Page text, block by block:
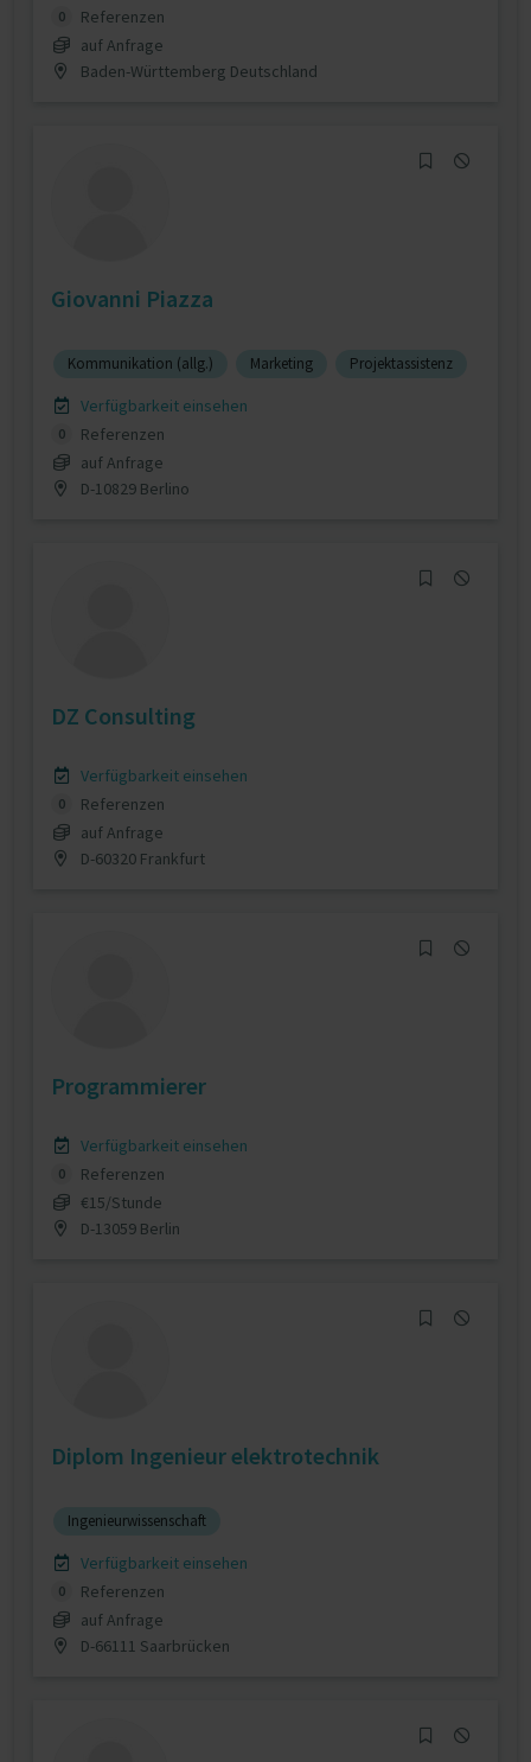
0
Referenzen
auf Anfrage
Baden-Württemberg Deutschland
Giovanni Piazza
Kommunikation (allg.) Marketing Projektassistenz
Verfügbarkeit einsehen
0
Referenzen
auf Anfrage
D-10829 Berlino
DZ Consulting
Verfügbarkeit einsehen
0
Referenzen
auf Anfrage
D-60320 Frankfurt
Programmierer
Verfügbarkeit einsehen
0
Referenzen
€15/Stunde
D-13059 Berlin
Diplom Ingenieur elektrotechnik
Ingenieurwissenschaft
Verfügbarkeit einsehen
0
Referenzen
auf Anfrage
D-66111 Saarbrücken